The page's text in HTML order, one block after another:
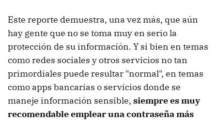
Este reporte demuestra, una vez más, que aún
hay gente que no se toma muy en serio la
protección de su información. Y si bien en temas
como redes sociales y otros servicios no tan
primordiales puede resultar "normal", en temas
como apps bancarias o servicios donde se
maneje información sensible, siempre es muy
recomendable emplear una contraseña más